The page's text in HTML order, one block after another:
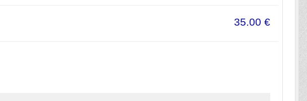
35.00 €